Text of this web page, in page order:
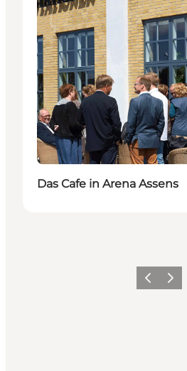
Das Cafe in Arena Assens
ZurückWeiter